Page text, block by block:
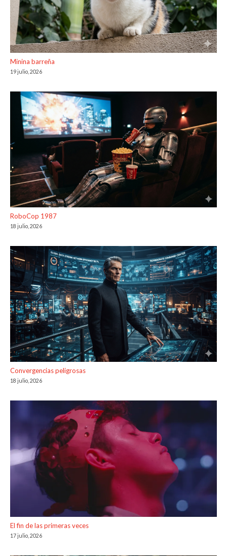
Minina barreña
19 julio, 2026
RoboCop 1987
18 julio, 2026
Convergencias peligrosas
18 julio, 2026
El fin de las primeras veces
17 julio, 2026